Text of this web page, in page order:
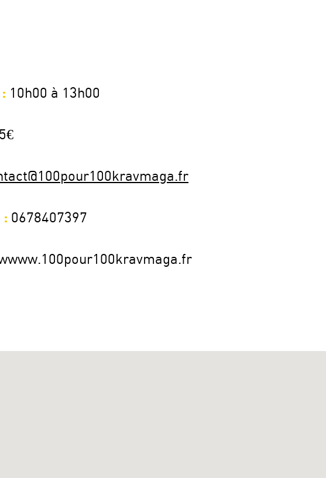
10h00 à 13h00
: 0678407397